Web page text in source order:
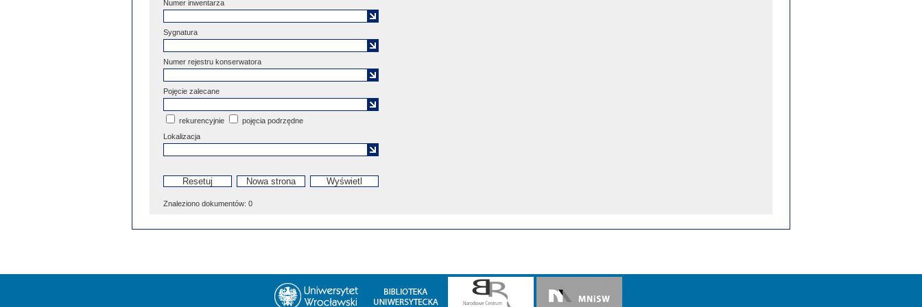
Numer inwentarza
Sygnatura
Numer rejestru konserwatora
Pojęcie zalecane
rekurencyjnie
pojęcia podrzędne
Lokalizacja
Znaleziono dokumentów: 0